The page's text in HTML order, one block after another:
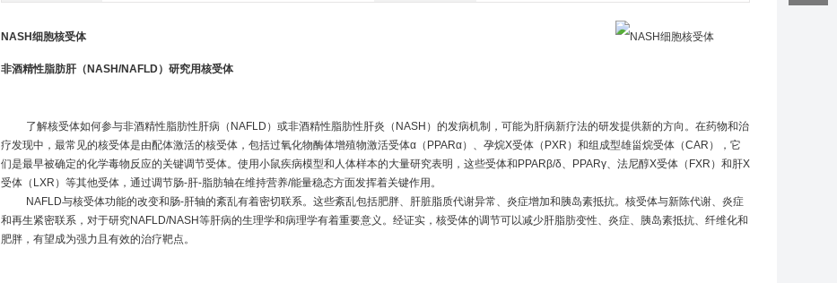
NASH细胞核受体
非酒精性脂肪肝（NASH/NAFLD）研究用核受体
了解核受体如何参与非酒精性脂肪性肝病（NAFLD）或非酒精性脂肪性肝炎（NASH）的发病机制，可能为肝病新疗法的研发提供新的方向。在药物和治
疗发现中，最常见的核受体是由配体激活的核受体，包括过氧化物酶体增殖物激活受体α（PPARα）、孕烷X受体（PXR）和组成型雄甾烷受体（CAR），它
们是最早被确定的化学毒物反应的关键调节受体。使用小鼠疾病模型和人体样本的大量研究表明，这些受体和PPARβ/δ、PPARγ、法尼醇X受体（FXR）和肝X
受体（LXR）等其他受体，通过调节肠-肝-脂肪轴在维持营养/能量稳态方面发挥着关键作用。
NAFLD与核受体功能的改变和肠-肝轴的紊乱有着密切联系。这些紊乱包括肥胖、肝脏脂质代谢异常、炎症增加和胰岛素抵抗。核受体与新陈代谢、炎症
和再生紧密联系，对于研究NAFLD/NASH等肝病的生理学和病理学有着重要意义。经证实，核受体的调节可以减少肝脂肪变性、炎症、胰岛素抵抗、纤维化和
肥胖，有望成为强力且有效的治疗靶点。